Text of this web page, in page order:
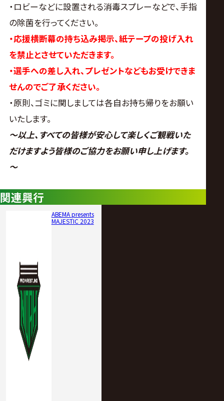
・ロビーなどに設置される消毒スプレーなどで、手指
の除菌を行ってください。
・応援横断幕の持ち込み掲示、紙テープの投げ入れ
を禁止とさせていただきます。
・選手への差し入れ、プレゼントなどもお受けできま
せんのでご了承ください。
・原則、ゴミに関しましては各自お持ち帰りをお願い
いたします。
～以上、すべての皆様が安心して楽しくご観戦いた
だけますよう皆様のご協力をお願い申し上げます。
～
関連興行
ABEMA presents
MAJESTIC 2023